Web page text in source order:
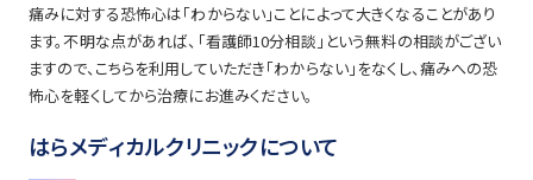
痛みに対する恐怖心は「わからない」ことによって大きくなることがあり
ます。不明な点があれば、「看護師10分相談」という無料の相談がござい
ますので、こちらを利用していただき「わからない」をなくし、痛みへの恐
怖心を軽くしてから治療にお進みください。
はらメディカルクリニックについて